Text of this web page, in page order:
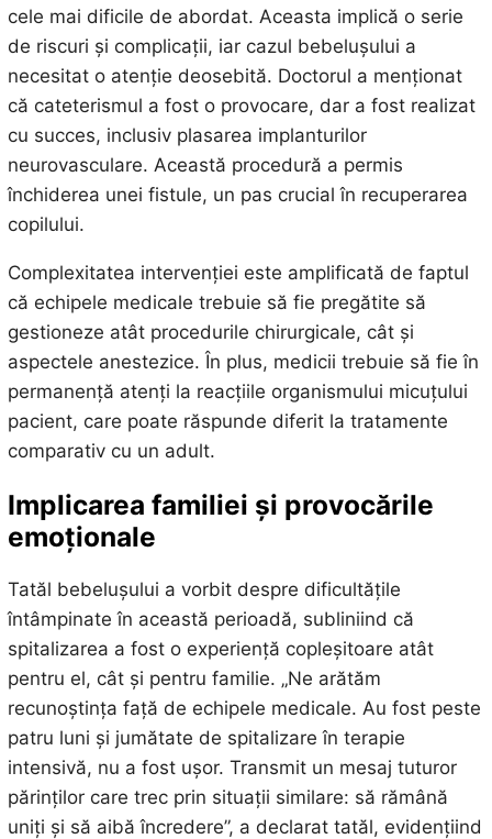
cele mai dificile de abordat. Aceasta implică o serie
de riscuri și complicații, iar cazul bebelușului a
necesitat o atenție deosebită. Doctorul a menționat
că cateterismul a fost o provocare, dar a fost realizat
cu succes, inclusiv plasarea implanturilor
neurovasculare. Această procedură a permis
închiderea unei fistule, un pas crucial în recuperarea
copilului.
Complexitatea intervenției este amplificată de faptul
că echipele medicale trebuie să fie pregătite să
gestioneze atât procedurile chirurgicale, cât și
aspectele anestezice. În plus, medicii trebuie să fie în
permanență atenți la reacțiile organismului micuțului
pacient, care poate răspunde diferit la tratamente
comparativ cu un adult.
Implicarea familiei și provocările
emoționale
Tatăl bebelușului a vorbit despre dificultățile
întâmpinate în această perioadă, subliniind că
spitalizarea a fost o experiență copleșitoare atât
pentru el, cât și pentru familie. „Ne arătăm
recunoștința față de echipele medicale. Au fost peste
patru luni și jumătate de spitalizare în terapie
intensivă, nu a fost ușor. Transmit un mesaj tuturor
părinților care trec prin situații similare: să rămână
uniți și să aibă încredere”, a declarat tatăl, evidențiind